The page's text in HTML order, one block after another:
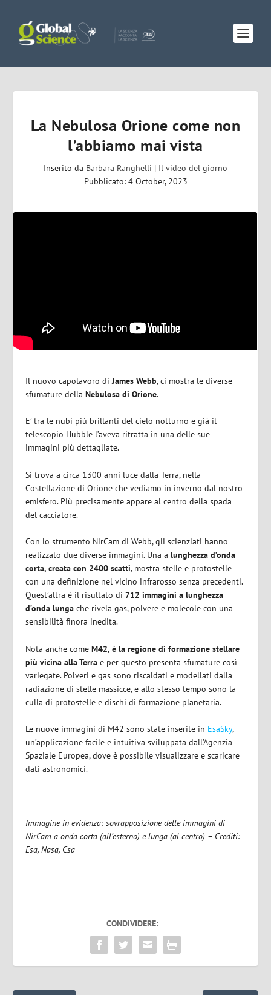
La Nebulosa Orione come non
l’abbiamo mai vista
Inserito da Barbara Ranghelli | Il video del giorno
Pubblicato: 4 October, 2023
Il nuovo capolavoro diJames Webb, ci mostra le diverse
sfumature dellaNebulosa di Orione.
E’ tra le nubi più brillanti del cielo notturno e già il
telescopio Hubble l’aveva ritratta in una delle sue
immagini più dettagliate.
Si trova a circa 1300 anni luce dalla Terra, nella
Costellazione di Orione che vediamo in inverno dal nostro
emisfero. Più precisamente appare al centro della spada
del cacciatore.
Con lo strumento NirCam di Webb, gli scienziati hanno
realizzato due diverse immagini. Una a lunghezza d’onda
corta, creata con 2400 scatti, mostra stelle e protostelle
con una definizione nel vicino infrarosso senza precedenti.
Quest’altra è il risultato di712 immagini a lunghezza
d’onda lunga che rivela gas, polvere e molecole con una
sensibilità finora inedita.
Nota anche comeM42, è la regione di formazione stellare
più vicina alla Terra e per questo presenta sfumature così
variegate. Polveri e gas sono riscaldati e modellati dalla
radiazione di stelle massicce, e allo stesso tempo sono la
culla di protostelle e dischi di formazione planetaria.
Le nuove immagini di M42 sono state inserite in EsaSky,
un’applicazione facile e intuitiva sviluppata dall’Agenzia
Spaziale Europea, dove è possibile visualizzare e scaricare
dati astronomici.
Immagine in evidenza: sovrapposizione delle immagini di
NirCam a onda corta (all’esterno) e lunga (al centro) – Crediti:
Esa, Nasa, Csa
CONDIVIDERE: